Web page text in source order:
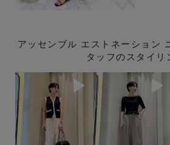
アッセンブル エストネーション
タッフのスタイリ